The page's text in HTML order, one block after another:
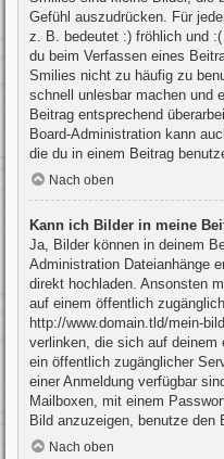
Gefühl auszudrücken. Für
z. B. bedeutet :) fröhlich und
du beim Verfassen eines
Smilies nicht zu häufig zu
schnell unlesbar machen und
Beitrag entsprechend
Board-Administration kann
die du in einem Beitrag
Nach oben
Kann ich Bilder in meine
Ja, Bilder können in deinem
Administration Dateianhänge
direkt hochladen. Ansonsten
auf einem öffentlich
http://www.domain.tld/mein-
verlinken, die sich auf deinem
ein öffentlich zugänglicher
einer Anmeldung verfügbar
Mailboxen, mit einem
Bild anzuzeigen, benutze den
Nach oben